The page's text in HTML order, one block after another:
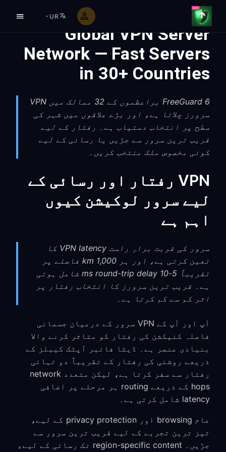
UR
Global VPN Server
Network — Fast Servers
in 30+ Countries
FreeGuard 6 براعظموں کے 32 ممالک میں VPN
سرورز چلاتا ہے، اور بڑے علاقوں میں شہر کی
سطح پر انتخاب دستیاب ہے۔ رفتار کے لیے
قریب ترین سرور سے جڑیں یا رسائی کے لیے
کوئی مخصوص ملک منتخب کریں۔
VPN رفتار اور رسائی کے
لیے سرور لوکیشن کیوں
اہم ہے
سرور کی قربت براہِ راست VPN latency کا
تعین کرتی ہے، اور ہر 1,000 km فاصلے پر
تقریباً 5-10 ms round-trip delay شامل ہوتی
ہے۔ قریب ترین سرورز کا انتخاب رفتار پر
اثر کم سے کم کرتا ہے۔
آپ اور آپ کے VPN سرور کے درمیان جسمانی
فاصلہ کنیکشن کی رفتار کو متاثر کرنے والا
بنیادی عنصر ہے۔ ڈیٹا فائبر آپٹک کیبلز کے
ذریعے روشنی کی رفتار کے تقریباً دو تہائی
رفتار سے سفر کرتا ہے، لیکن متعدد network
hops کے ذریعے routing ہر مرحلے پر اضافی
latency شامل کرتی ہے۔
عام browsing اور privacy protection کے لیے،
تیز ترین تجربے کے لیے قریب ترین سرور سے
جڑیں۔ region-specific content تک رسائی کے لیے،